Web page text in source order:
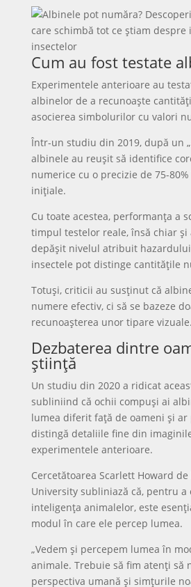
Cum au fost testate
Experimentele anterioare au
albinelor de a recunoaște
asocierea simbolurilor cu valori
Într-un studiu din 2019, după un
albinele au reușit să identifice
numerice cu o precizie de 75-
inițiale.
Cu toate acestea, performanța a
timpul testelor reale, însă chiar și
depășit nivelul atribuit
insectele pot distinge cantitățile
Totuși, criticii au susținut că
numere efectiv, ci să se bazeze
recunoașterea unor tipare vizuale.
Dezbaterea dintre
știință
Un studiu din 2020 a ridicat
subliniind că ochii compuși ai
lumea diferit față de oameni și ar
distingă detaliile fine din
experimentele anterioare.
Cercetătoarea Scarlett Howard
University subliniază că, pentru a
inteligența animalelor, este
modul în care ele percep lumea.
„Vedem și percepem lumea în
animale. Trebuie să fim atenți să
perspectiva umană și simțurile